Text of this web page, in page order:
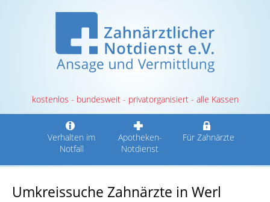
kostenlos - bundesweit - privatorganisiert - alle Kassen
Verhalten im
Notfall
Apotheken-
Notdienst
Für Zahnärzte
Umkreissuche Zahnärzte in Werl